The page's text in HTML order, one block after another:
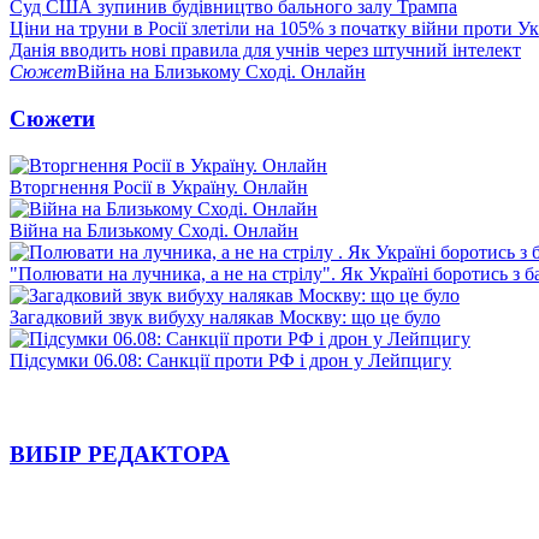
Суд США зупинив будівництво бального залу Трампа
Ціни на труни в Росії злетіли на 105% з початку війни проти
Данія вводить нові правила для учнів через штучний інтелект
СюжетВійна на Близькому Сході. Онлайн
Сюжети
Вторгнення Росії в Україну. Онлайн
Війна на Близькому Сході. Онлайн
"Полювати на лучника, а не на стрілу". Як Україні боротись з
Загадковий звук вибуху налякав Москву: що це було
Підсумки 06.08: Санкції проти РФ і дрон у Лейпцигу
ВИБІР РЕДАКТОРА